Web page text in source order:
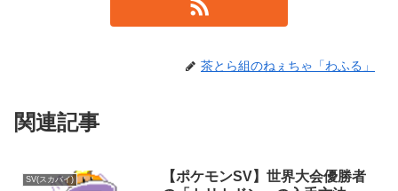
茶とら組のねぇちゃ「わふる」
関連記事
SV(スカバイ)
【ポケモンSV】世界大会優勝者